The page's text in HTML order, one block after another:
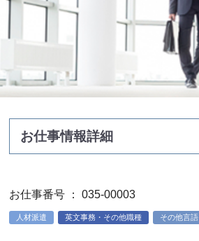
お仕事情報詳細
お仕事番号 ： 035-00003
人材派遣 英文事務・その他職種 その他言語